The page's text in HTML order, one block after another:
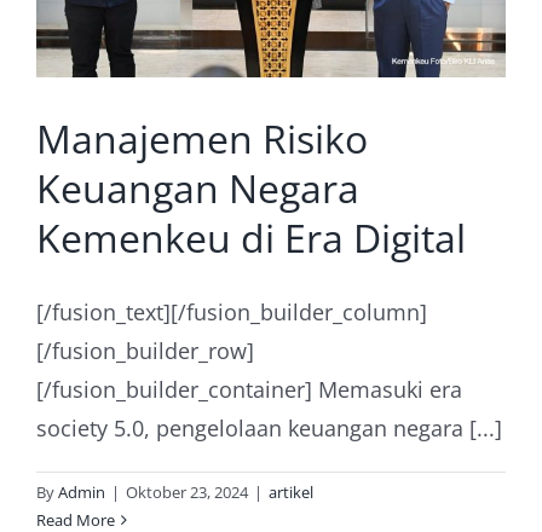
Manajemen Risiko
Keuangan Negara
Kemenkeu di Era Digital
[/fusion_text][/fusion_builder_column]
[/fusion_builder_row]
[/fusion_builder_container] Memasuki era
society 5.0, pengelolaan keuangan negara [...]
ByAdmin | Oktober 23, 2024 | artikel
Read More